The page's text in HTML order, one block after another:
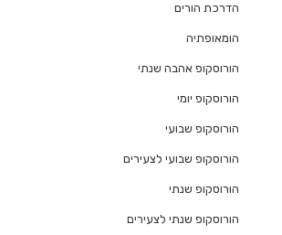
הדרכת הורים
הומאופתיה
הורוסקופ אהבה שנתי
הורוסקופ יומי
הורוסקופ שבועי
הורוסקופ שבועי לצעירים
הורוסקופ שנתי
הורוסקופ שנתי לצעירים